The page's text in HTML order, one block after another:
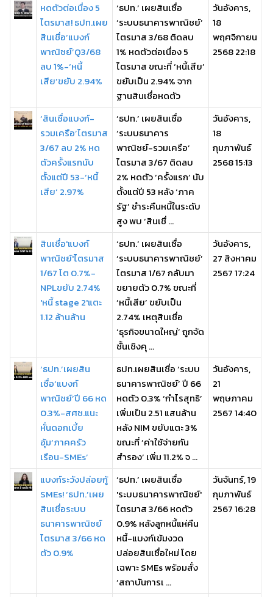
หดตัวต่อเนื่อง 5
ไตรมาส! ธปท.เผย
สินเชื่อ‘แบงก์
พาณิชย์’Q3/68
ลบ 1%-‘หนี้
เสีย’ขยับ 2.94%
‘ธปท.’ เผยสินเชื่อ
‘ระบบธนาคารพาณิชย์’
ไตรมาส 3/68 ติดลบ
1% หดตัวต่อเนื่อง 5
ไตรมาส ขณะที่ ‘หนี้เสีย’
ขยับเป็น 2.94% จาก
ฐานสินเชื่อหดตัว
วันอังคาร,
18
พฤศจิกายน
2568 22:18
‘สินเชื่อแบงก์-
รวมเครือ’ไตรมาส
3/67 ลบ 2% หด
ตัวครั้งแรกนับ
ตั้งแต่ปี 53-‘หนี้
เสีย’ 2.97%
‘ธปท.’ เผยสินเชื่อ
‘ระบบธนาคาร
พาณิชย์-รวมเครือ’
ไตรมาส 3/67 ติดลบ
2% หดตัว ‘ครั้งแรก’ นับ
ตั้งแต่ปี 53 หลัง ‘ภาค
รัฐ’ ชำระคืนหนี้ในระดับ
สูง พบ ‘สินเชื่ ...
วันอังคาร,
18
กุมภาพันธ์
2568 15:13
สินเชื่อ'แบงก์
พาณิชย์'ไตรมาส
1/67 โต 0.7%-
NPLขยับ 2.74%
'หนี้ stage 2'แตะ
1.12 ล้านล้าน
‘ธปท.’ เผยสินเชื่อ
‘ระบบธนาคารพาณิชย์’
ไตรมาส 1/67 กลับมา
ขยายตัว 0.7% ขณะที่
‘หนี้เสีย’ ขยับเป็น
2.74% เหตุสินเชื่อ
‘ธุรกิจขนาดใหญ่’ ถูกจัด
ชั้นเชิงคุ ...
วันอังคาร,
27 สิงหาคม
2567 17:24
‘ธปท.’เผยสิน
เชื่อ‘แบงก์
พาณิชย์’ปี 66 หด
0.3%-สศช.แนะ
หั่นดอกเบี้ย
อุ้ม‘ภาคครัว
เรือน-SMEs’
ธปท.เผยสินเชื่อ ‘ระบบ
ธนาคารพาณิชย์’ ปี 66
หดตัว 0.3% ‘กำไรสุทธิ’
เพิ่มเป็น 2.51 แสนล้าน
หลัง NIM ขยับแตะ 3%
ขณะที่ ‘ค่าใช้จ่ายกัน
สำรอง’ เพิ่ม 11.2% จ ...
วันอังคาร,
21
พฤษภาคม
2567 14:40
แบงก์ระวังปล่อยกู้
SMEs! ‘ธปท.’เผย
สินเชื่อระบบ
ธนาคารพาณิชย์
ไตรมาส 3/66 หด
ตัว 0.9%
‘ธปท.’ เผยสินเชื่อ
'ระบบธนาคารพาณิชย์'
ไตรมาส 3/66 หดตัว
0.9% หลังลูกหนี้แห่คืน
หนี้-แบงก์เข้มงวด
ปล่อยสินเชื่อใหม่ โดย
เฉพาะ SMEs พร้อมสั่ง
‘สถาบันการเ ...
วันจันทร์, 19
กุมภาพันธ์
2567 16:28